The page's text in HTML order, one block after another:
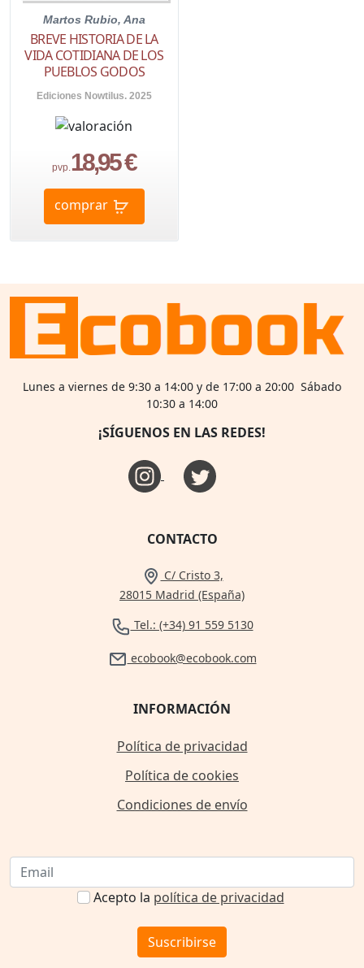
Martos Rubio, Ana
BREVE HISTORIA DE LA
VIDA COTIDIANA DE LOS
PUEBLOS GODOS
Ediciones Nowtilus. 2025
pvp.18,95 €
comprar
Lunes a viernes de 9:30 a 14:00 y de 17:00 a 20:00 Sábado
10:30 a 14:00
¡SÍGUENOS EN LAS REDES!
CONTACTO
C/ Cristo 3,
28015 Madrid (España)
Tel.: (+34) 91 559 5130
ecobook@ecobook.com
INFORMACIÓN
Política de privacidad
Política de cookies
Condiciones de envío
Acepto la política de privacidad
Suscribirse